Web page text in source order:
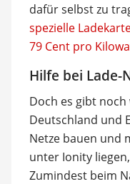
dafür selbst zu
spezielle
79 Cent pro
Hilfe bei Lade-
Doch es gibt
Deutschland und
Netze bauen und
unter Ionity
Zumindest beim